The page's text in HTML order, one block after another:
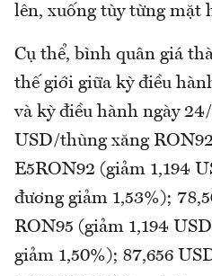
lên, xuống tùy từng mặt
Cụ thể, bình quân giá
thế giới giữa kỳ điều
và kỳ điều hành ngày
USD/thùng xăng
E5RON92 (giảm 1,194
đương giảm 1,53%);
RON95 (giảm 1,194
giảm 1,50%); 87,656